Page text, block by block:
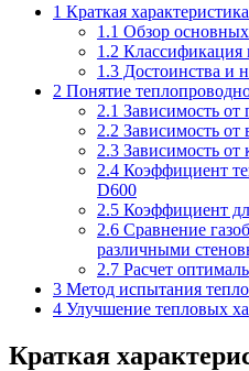
1 Краткая
1.1 Обзор основных
1.2 Классификация
1.3 Достоинства и
2 Понятие
2.1 Зависимость от
2.2 Зависимость от
2.3 Зависимость от
2.4 Коэффициент
D600
2.5 Коэффициент
2.6 Сравнение
различными
2.7 Расчет
3 Метод испытания
4 Улучшение тепловых
Краткая